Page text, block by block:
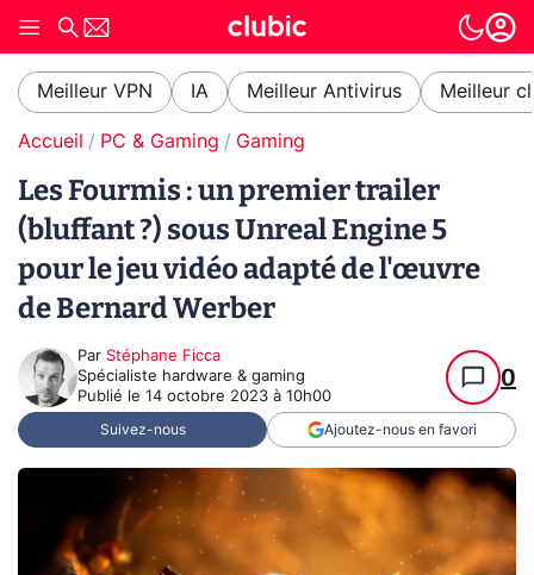
Meilleur VPN IA Meilleur Antivirus Meilleur
Accueil PC & Gaming Gaming
Les Fourmis : un premier trailer
(bluffant ?) sous Unreal Engine 5
pour le jeu vidéo adapté de l'œuvre
de Bernard Werber
Par Stéphane Ficca
Spécialiste hardware & gaming
Publié le 14 octobre 2023 à 10h00
0
Suivez-nous Ajoutez-nous en favori